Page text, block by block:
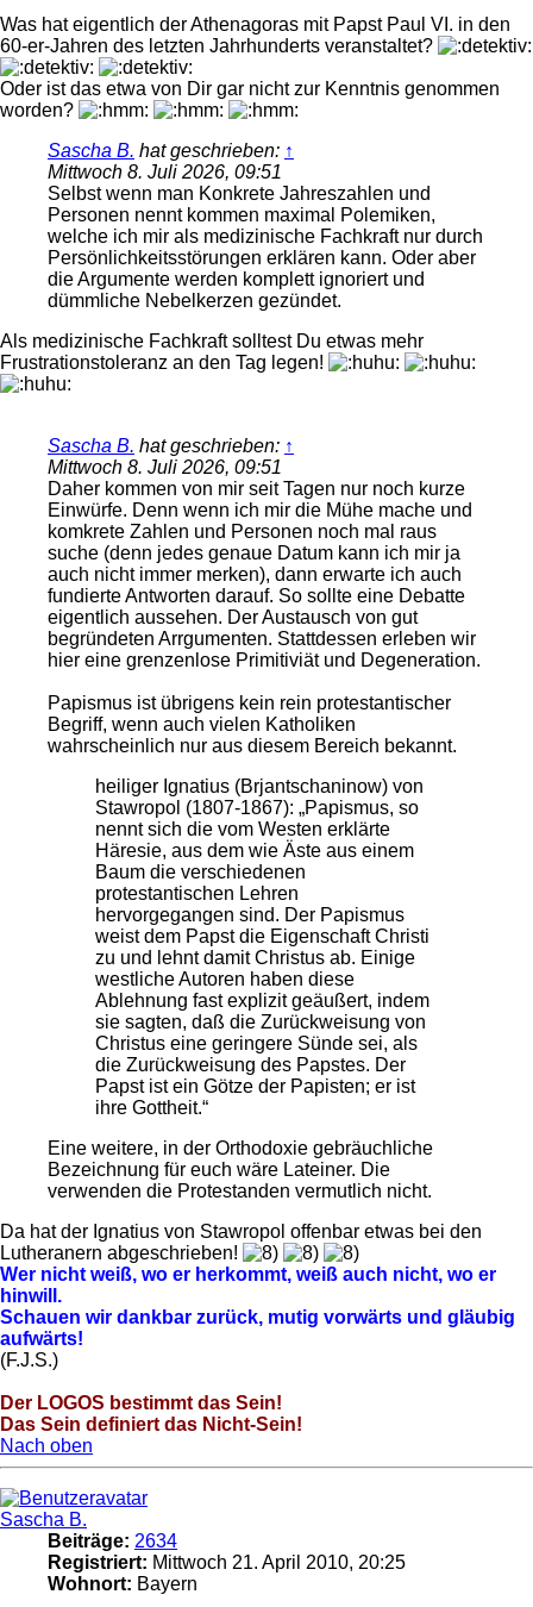
Was hat eigentlich der Athenagoras mit Papst Paul VI. in den
60-er-Jahren des letzten Jahrhunderts veranstaltet?
Oder ist das etwa von Dir gar nicht zur Kenntnis genommen
worden?
Sascha B. hat geschrieben: ↑
Mittwoch 8. Juli 2026, 09:51
Selbst wenn man Konkrete Jahreszahlen und
Personen nennt kommen maximal Polemiken,
welche ich mir als medizinische Fachkraft nur durch
Persönlichkeitsstörungen erklären kann. Oder aber
die Argumente werden komplett ignoriert und
dümmliche Nebelkerzen gezündet.
Als medizinische Fachkraft solltest Du etwas mehr
Frustrationstoleranz an den Tag legen!
Sascha B. hat geschrieben: ↑
Mittwoch 8. Juli 2026, 09:51
Daher kommen von mir seit Tagen nur noch kurze
Einwürfe. Denn wenn ich mir die Mühe mache und
komkrete Zahlen und Personen noch mal raus
suche (denn jedes genaue Datum kann ich mir ja
auch nicht immer merken), dann erwarte ich auch
fundierte Antworten darauf. So sollte eine Debatte
eigentlich aussehen. Der Austausch von gut
begründeten Arrgumenten. Stattdessen erleben wir
hier eine grenzenlose Primitiviät und Degeneration.
Papismus ist übrigens kein rein protestantischer
Begriff, wenn auch vielen Katholiken
wahrscheinlich nur aus diesem Bereich bekannt.
heiliger Ignatius (Brjantschaninow) von
Stawropol (1807-1867): „Papismus, so
nennt sich die vom Westen erklärte
Häresie, aus dem wie Äste aus einem
Baum die verschiedenen
protestantischen Lehren
hervorgegangen sind. Der Papismus
weist dem Papst die Eigenschaft Christi
zu und lehnt damit Christus ab. Einige
westliche Autoren haben diese
Ablehnung fast explizit geäußert, indem
sie sagten, daß die Zurückweisung von
Christus eine geringere Sünde sei, als
die Zurückweisung des Papstes. Der
Papst ist ein Götze der Papisten; er ist
ihre Gottheit.“
Eine weitere, in der Orthodoxie gebräuchliche
Bezeichnung für euch wäre Lateiner. Die
verwenden die Protestanden vermutlich nicht.
Da hat der Ignatius von Stawropol offenbar etwas bei den
Lutheranern abgeschrieben!
Wer nicht weiß, wo er herkommt, weiß auch nicht, wo er
hinwill.
Schauen wir dankbar zurück, mutig vorwärts und gläubig
aufwärts!
(F.J.S.)
Der LOGOS bestimmt das Sein!
Das Sein definiert das Nicht-Sein!
Nach oben
Sascha B.
Beiträge: 2634
Registriert: Mittwoch 21. April 2010, 20:25
Wohnort: Bayern